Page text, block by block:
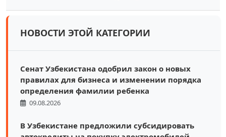
НОВОСТИ ЭТОЙ КАТЕГОРИИ
Сенат Узбекистана одобрил закон о новых
правилах для бизнеса и изменении порядка
определения фамилии ребенка
09.08.2026
В Узбекистане предложили субсидировать